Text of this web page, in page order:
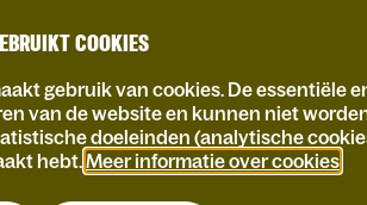
COOKIES
gebruik van cookies. De essentiële
van de website en kunnen niet
doeleinden (analytische
hebt. Meer informatie over cookies